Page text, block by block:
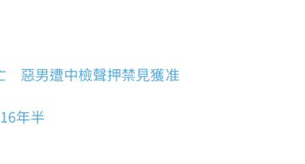
惡男遭中檢聲押禁見獲准
年半